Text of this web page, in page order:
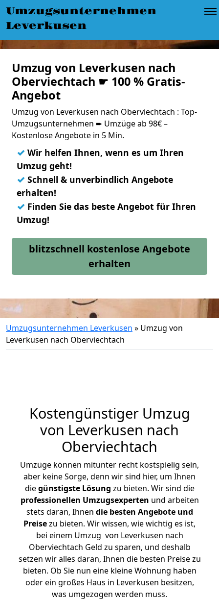
Umzugsunternehmen
Leverkusen
Umzug von Leverkusen nach
Oberviechtach ☛ 100 % Gratis-
Angebot
Umzug von Leverkusen nach Oberviechtach : Top-
Umzugsunternehmen ➨ Umzüge ab 98€ –
Kostenlose Angebote in 5 Min.
✓ Wir helfen Ihnen, wenn es um Ihren
Umzug geht!
✓ Schnell & unverbindlich Angebote
erhalten!
✓ Finden Sie das beste Angebot für Ihren
Umzug!
blitzschnell kostenlose Angebote
erhalten
Umzugsunternehmen Leverkusen » Umzug von
Leverkusen nach Oberviechtach
Kostengünstiger Umzug
von Leverkusen nach
Oberviechtach
Umzüge können mitunter recht kostspielig sein,
aber keine Sorge, denn wir sind hier, um Ihnen
diegünstigste Lösung zu bieten. Wir sind die
professionellen Umzugsexperten und arbeiten
stets daran, Ihnen die besten Angebote und
Preisezu bieten. Wir wissen, wie wichtig es ist,
bei einem Umzug von Leverkusen nach
Oberviechtach Geld zu sparen, und deshalb
setzen wir alles daran, Ihnen die besten Preise zu
bieten. Ob Sie nun eine kleine Wohnung haben
oder ein großes Haus in Leverkusen besitzen,
was umgezogen werden muss.